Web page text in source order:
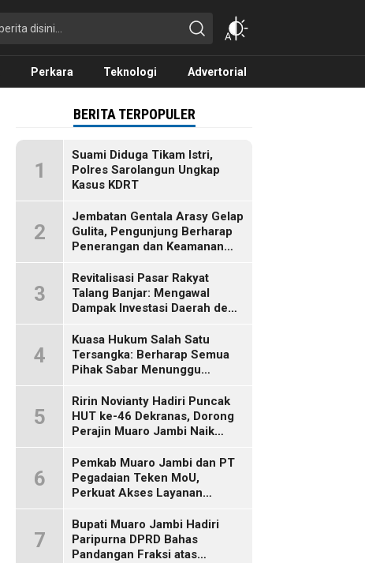
Perkara Teknologi Advertorial
BERITA TERPOPULER
1
Suami Diduga Tikam Istri,
Polres Sarolangun Ungkap
Kasus KDRT
2
Jembatan Gentala Arasy Gelap
Gulita, Pengunjung Berharap
Penerangan dan Keamanan
3
Revitalisasi Pasar Rakyat
Talang Banjar: Mengawal
Dampak Investasi Daerah demi
4
Kuasa Hukum Salah Satu
Tersangka: Berharap Semua
Pihak Sabar Menunggu
5
Ririn Novianty Hadiri Puncak
HUT ke-46 Dekranas, Dorong
Perajin Muaro Jambi Naik
6
Pemkab Muaro Jambi dan PT
Pegadaian Teken MoU,
Perkuat Akses Layanan
7
Bupati Muaro Jambi Hadiri
Paripurna DPRD Bahas
Pandangan Fraksi atas